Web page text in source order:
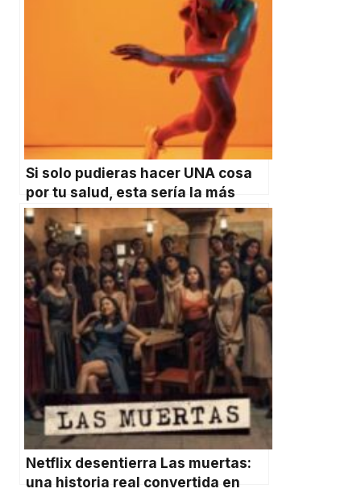
Si solo pudieras hacer UNA cosa
por tu salud, esta sería la más
importante según la ciencia
Netflix desentierra Las muertas:
una historia real convertida en